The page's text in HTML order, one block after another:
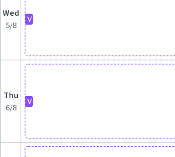
Wed
5/8
V
Thu
6/8
V